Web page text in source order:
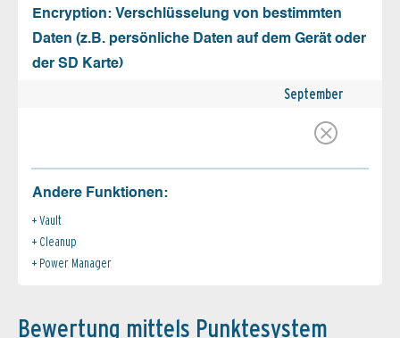
Encryption: Verschlüsselung von bestimmten
Daten (z.B. persönliche Daten auf dem Gerät oder
der SD Karte)
September
Andere Funktionen:
Vault
Cleanup
Power Manager
Bewertung mittels Punktesystem